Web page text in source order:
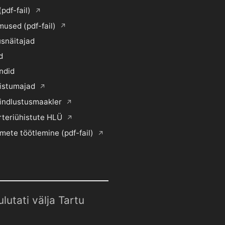
fail)
(pdf-fail)
HLÜ
töötlemine (pdf-fail)
välja Tartu